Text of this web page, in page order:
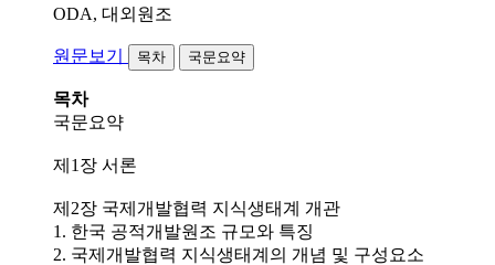
ODA, 대외원조
원문보기 목차 국문요약
목차
국문요약
제1장 서론
제2장 국제개발협력 지식생태계 개관
1. 한국 공적개발원조 규모와 특징
2. 국제개발협력 지식생태계의 개념 및 구성요소